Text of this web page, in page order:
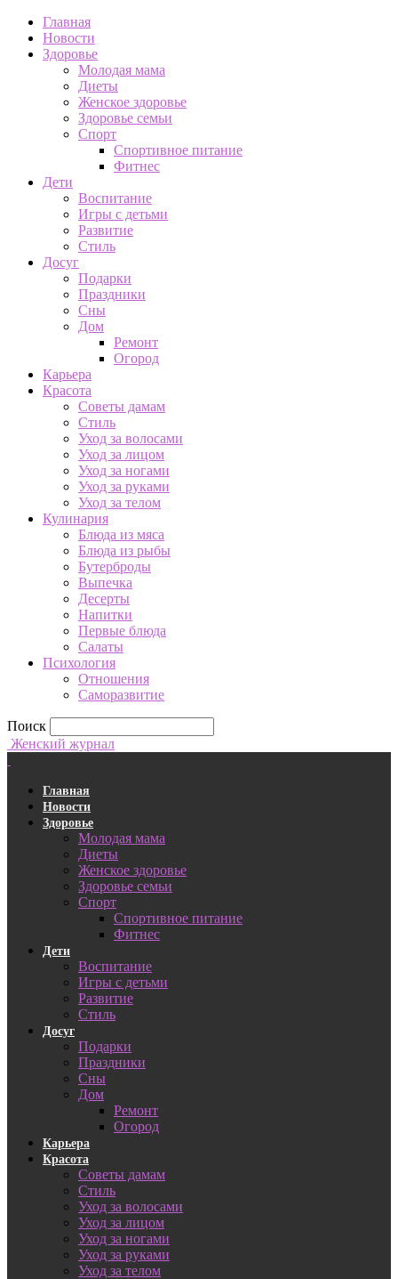
Главная
Новости
Здоровье
Молодая мама
Диеты
Женское здоровье
Здоровье семьи
Спорт
Спортивное питание
Фитнес
Дети
Воспитание
Игры с детьми
Развитие
Стиль
Досуг
Подарки
Праздники
Сны
Дом
Ремонт
Огород
Карьера
Красота
Советы дамам
Стиль
Уход за волосами
Уход за лицом
Уход за ногами
Уход за руками
Уход за телом
Кулинария
Блюда из мяса
Блюда из рыбы
Бутерброды
Выпечка
Десерты
Напитки
Первые блюда
Салаты
Психология
Отношения
Саморазвитие
Поиск
Женский журнал
Главная
Новости
Здоровье
Молодая мама
Диеты
Женское здоровье
Здоровье семьи
Спорт
Спортивное питание
Фитнес
Дети
Воспитание
Игры с детьми
Развитие
Стиль
Досуг
Подарки
Праздники
Сны
Дом
Ремонт
Огород
Карьера
Красота
Советы дамам
Стиль
Уход за волосами
Уход за лицом
Уход за ногами
Уход за руками
Уход за телом